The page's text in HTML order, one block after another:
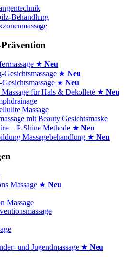
Behandlung
★ Neu
★ Neu
★ Neu
Massage für Hals & Dekolleté ★ Neu
Massage
mit Beauty Gesichtsmaske
– P-Shine Methode ★ Neu
Massagebehandlung ★ Neu
Massage ★ Neu
Massage
und Jugendmassage ★ Neu